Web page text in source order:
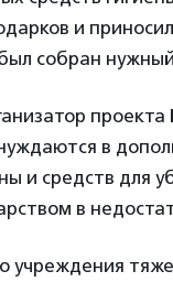
и
собран
проекта
в
и средств для
в
учреждения